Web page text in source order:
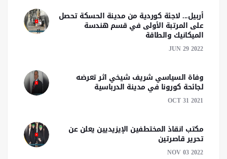
أربيل... لاجئة كوردية من مدينة الحسكة تحصل
على المرتبة الأولى في قسم هندسة
الميكانيك والطاقة
JUN 29 2022
وفاة السياسي شريف شيخي اثر تعرضه
لجائحة كورونا في مدينة الدرباسية
OCT 31 2021
مكتب انقاذ المختطفين الإيزيديين يعلن عن
تحرير قاصرتين
NOV 03 2022